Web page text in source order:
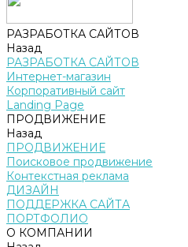
РАЗРАБОТКА САЙТОВ
Назад
РАЗРАБОТКА САЙТОВ
Интернет-магазин
Корпоративный сайт
Landing Page
ПРОДВИЖЕНИЕ
Назад
ПРОДВИЖЕНИЕ
Поисковое продвижение
Контекстная реклама
ДИЗАЙН
ПОДДЕРЖКА САЙТА
ПОРТФОЛИО
О КОМПАНИИ